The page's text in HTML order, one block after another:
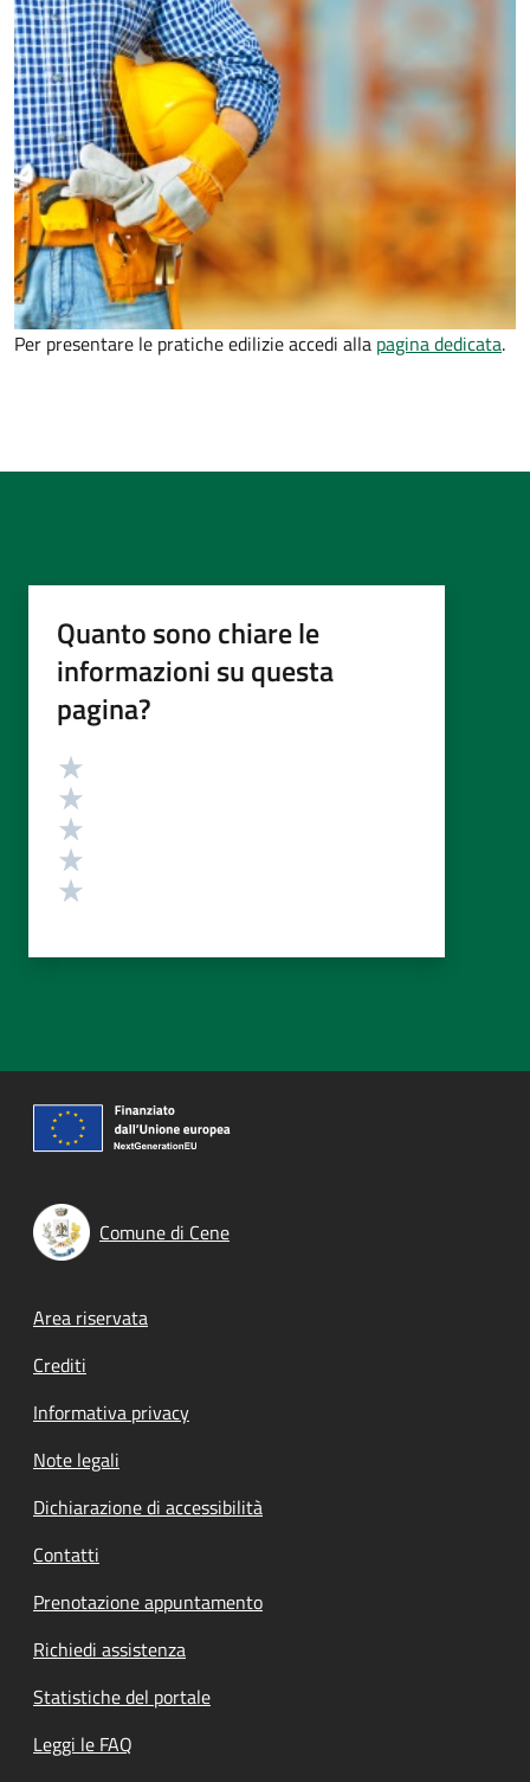
Per presentare le pratiche edilizie accedi alla pagina dedicata.
Quanto sono chiare le
informazioni su questa
pagina?
Valutazione
Comune di Cene
Footer menu
Area riservata
Crediti
Informativa privacy
Note legali
Dichiarazione di accessibilità
Contatti
Prenotazione appuntamento
Richiedi assistenza
Statistiche del portale
Leggi le FAQ